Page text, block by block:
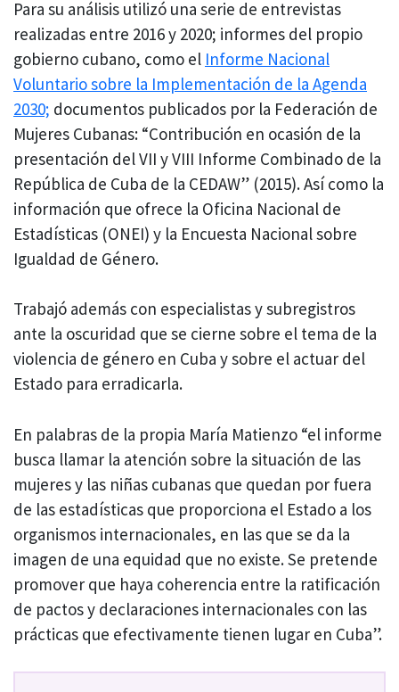
Para su análisis utilizó una serie de entrevistas
realizadas entre 2016 y 2020; informes del propio
gobierno cubano, como el Informe Nacional
Voluntario sobre la Implementación de la Agenda
2030; documentos publicados por la Federación de
Mujeres Cubanas: “Contribución en ocasión de la
presentación del VII y VIII Informe Combinado de la
República de Cuba de la CEDAW” (2015). Así como la
información que ofrece la Oficina Nacional de
Estadísticas (ONEI) y la Encuesta Nacional sobre
Igualdad de Género.
Trabajó además con especialistas y subregistros
ante la oscuridad que se cierne sobre el tema de la
violencia de género en Cuba y sobre el actuar del
Estado para erradicarla.
En palabras de la propia María Matienzo “el informe
busca llamar la atención sobre la situación de las
mujeres y las niñas cubanas que quedan por fuera
de las estadísticas que proporciona el Estado a los
organismos internacionales, en las que se da la
imagen de una equidad que no existe. Se pretende
promover que haya coherencia entre la ratificación
de pactos y declaraciones internacionales con las
prácticas que efectivamente tienen lugar en Cuba”.